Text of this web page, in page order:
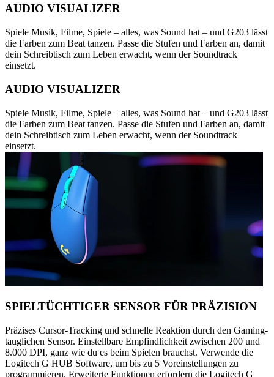
AUDIO VISUALIZER
Spiele Musik, Filme, Spiele – alles, was Sound hat – und G203 lässt
die Farben zum Beat tanzen. Passe die Stufen und Farben an, damit
dein Schreibtisch zum Leben erwacht, wenn der Soundtrack
einsetzt.
AUDIO VISUALIZER
Spiele Musik, Filme, Spiele – alles, was Sound hat – und G203 lässt
die Farben zum Beat tanzen. Passe die Stufen und Farben an, damit
dein Schreibtisch zum Leben erwacht, wenn der Soundtrack
einsetzt.
SPIELTÜCHTIGER SENSOR FÜR PRÄZISION
Präzises Cursor-Tracking und schnelle Reaktion durch den Gaming-
tauglichen Sensor. Einstellbare Empfindlichkeit zwischen 200 und
8.000 DPI, ganz wie du es beim Spielen brauchst. Verwende die
Logitech G HUB Software, um bis zu 5 Voreinstellungen zu
programmieren. Erweiterte Funktionen erfordern die Logitech G